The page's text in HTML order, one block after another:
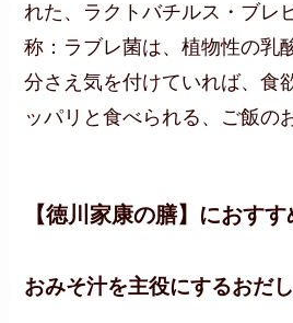
れた、ラクトバチルス・ブレ
称：ラブレ菌は、植物性の乳
分さえ気を付けていれば、食
ッパリと食べられる、ご飯の
【徳川家康の膳】 におす
おみそ汁を主役にするおだ